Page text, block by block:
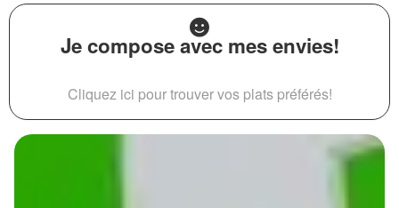
Je compose avec mes envies!
Cliquez ici pour trouver vos plats préférés!